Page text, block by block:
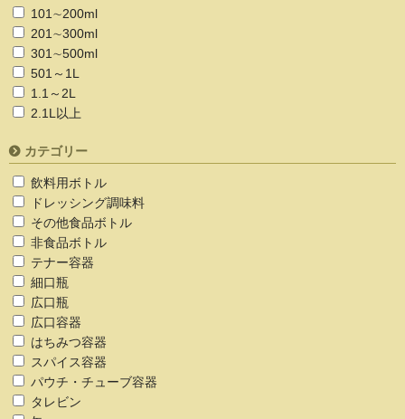
101∼200ml
201∼300ml
301∼500ml
501～1L
1.1～2L
2.1L以上
カテゴリー
飲料用ボトル
ドレッシング調味料
その他食品ボトル
非食品ボトル
テナー容器
細口瓶
広口瓶
広口容器
はちみつ容器
スパイス容器
パウチ・チューブ容器
タレビン